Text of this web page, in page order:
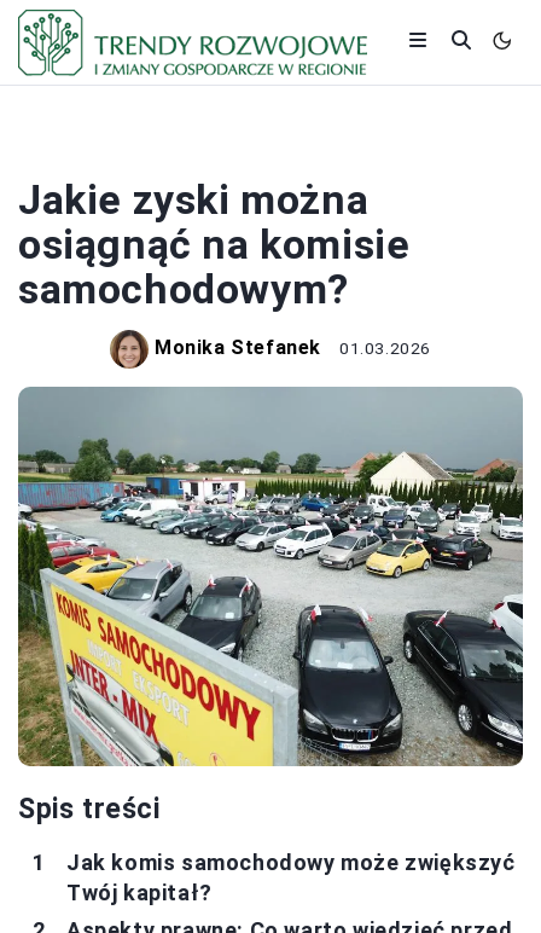
Jakie zyski można
osiągnąć na komisie
samochodowym?
Monika Stefanek 01.03.2026
Spis treści
Jak komis samochodowy może zwiększyć
Twój kapitał?